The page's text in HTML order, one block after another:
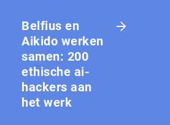
Belfius en
Aikido werken
samen: 200
ethische ai-
hackers aan
het werk